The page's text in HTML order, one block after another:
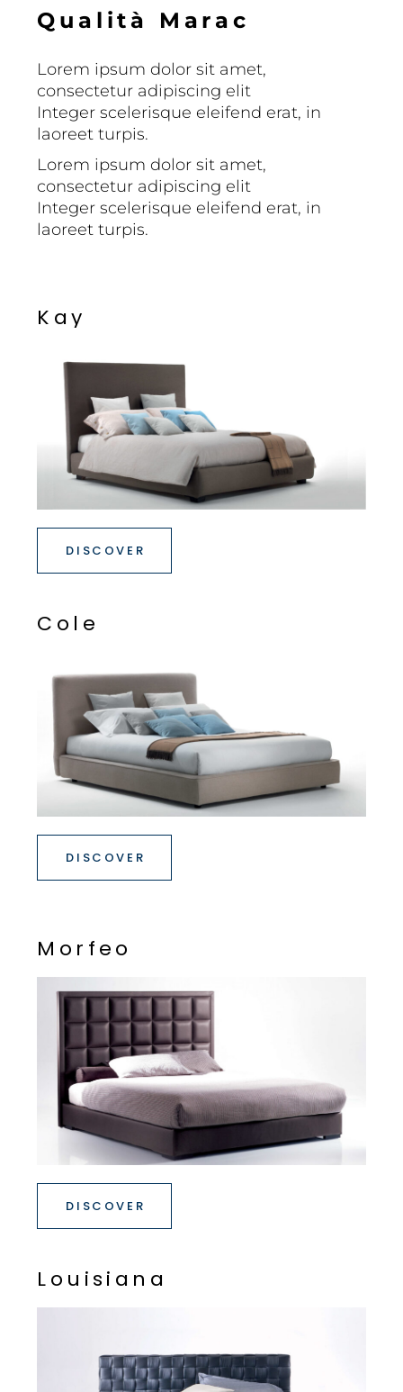
Q u a l it à M a r ac
Lorem ipsum dolor sit amet,
consectetur adipiscing elit
Integer scelerisque eleifend erat, in
laoreet turpis.
Lorem ipsum dolor sit amet,
consectetur adipiscing elit
Integer scelerisque eleifend erat, in
laoreet turpis.
K ay
DISCOVER
C o l e
DISCOVER
M o r feo
DISCOVER
Lo u isi a n a